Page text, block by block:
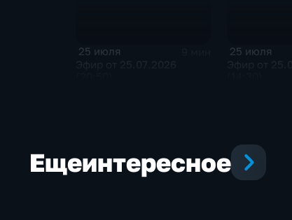
25 июля 25 июля
Ещеинтересное